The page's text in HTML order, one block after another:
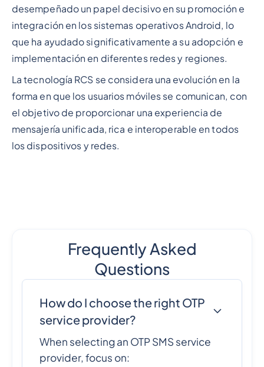
desempeñado un papel decisivo en su promoción e
integración en los sistemas operativos Android, lo
que ha ayudado significativamente a su adopción e
implementación en diferentes redes y regiones.
La tecnología RCS se considera una evolución en la
forma en que los usuarios móviles se comunican, con
el objetivo de proporcionar una experiencia de
mensajería unificada, rica e interoperable en todos
los dispositivos y redes.
Frequently Asked
Questions
How do I choose the right OTP
service provider?
When selecting an OTP SMS service
provider, focus on: